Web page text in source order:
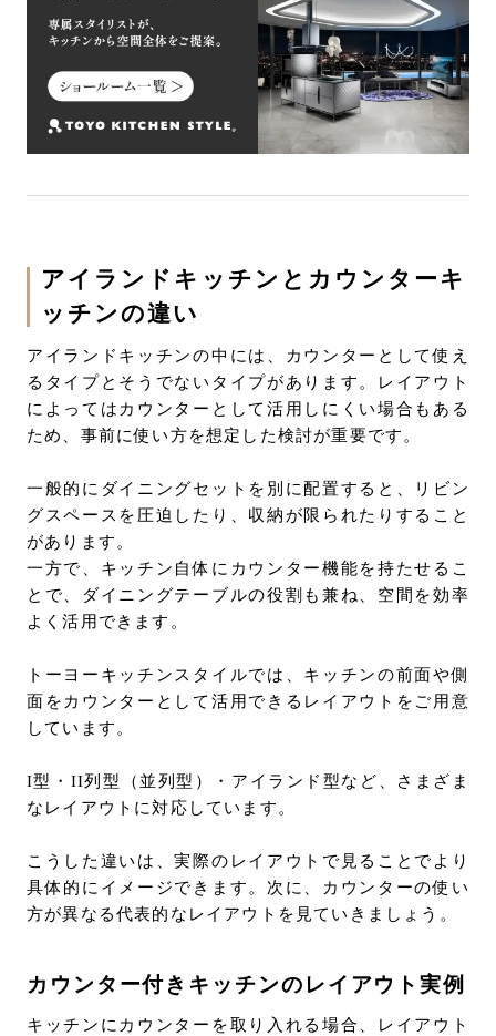
するためのリフォーム手順
まとめ：自分に合ったキッチンで理想の住まいを
完成させよう
アイランドキッチンとカウンターキ
ッチンの違い
アイランドキッチンの中には、カウンターとして使え
るタイプとそうでないタイプがあります。レイアウト
によってはカウンターとして活用しにくい場合もある
ため、事前に使い方を想定した検討が重要です。
一般的にダイニングセットを別に配置すると、リビン
グスペースを圧迫したり、収納が限られたりすること
があります。
一方で、キッチン自体にカウンター機能を持たせるこ
とで、ダイニングテーブルの役割も兼ね、空間を効率
よく活用できます。
トーヨーキッチンスタイルでは、キッチンの前面や側
面をカウンターとして活用できるレイアウトをご用意
しています。
I型・II列型（並列型）・アイランド型など、さまざま
なレイアウトに対応しています。
こうした違いは、実際のレイアウトで見ることでより
具体的にイメージできます。次に、カウンターの使い
方が異なる代表的なレイアウトを見ていきましょう。
カウンター付きキッチンのレイアウト実例
キッチンにカウンターを取り入れる場合、レイアウト